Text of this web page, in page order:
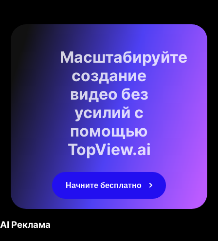
Масштабируйте
создание
видео без
усилий с
помощью
TopView.ai
Начните бесплатно
AI Реклама